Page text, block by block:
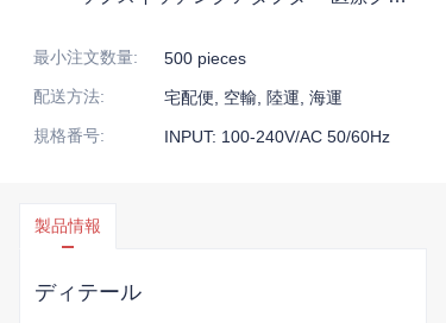
最小注文数量:
500 pieces
配送方法:
宅配便, 空輸, 陸運, 海運
規格番号: INPUT: 100-240V/AC 50/60Hz
製品情報
ディテール